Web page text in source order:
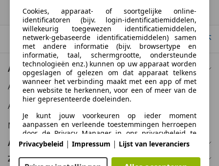
Homepage
Naar boven
Auto kopen
Auto kooptips
Auto zoektips
Meer informatie
Auto verkopen
Zakelijk
Cookies, apparaat- of soortgelijke online-
identificatoren (bijv. login-identificatiemiddelen,
willekeurig toegewezen identificatiemiddelen,
netwerk-gebaseerde identificatiemiddelen) samen
met andere informatie (bijv. browsertype en
informatie, taal, schermgrootte, ondersteunde
technologieën enz.) kunnen op uw apparaat worden
opgeslagen of gelezen om dat apparaat telkens
wanneer het verbinding maakt met een app of met
een website te herkennen, voor een of meer van de
hier gepresenteerde doeleinden.
Je kunt jouw voorkeuren op ieder moment
aanpassen en verleende toestemmingen herroepen
door de Privacy Manager in ons privacybeleid te
bezoeken.
Privacybeleid | Impressum | Lijst van leveranciers